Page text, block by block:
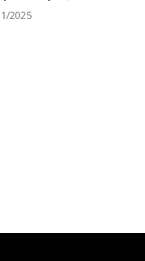
2025